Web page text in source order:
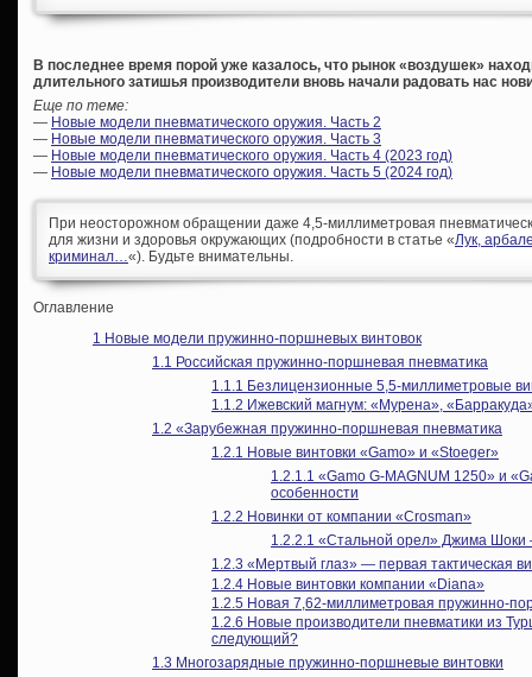
В последнее время порой уже казалось, что рынок «воздушек»
длительного затишья производители вновь начали радовать нас
Еще по теме:
— Новые модели пневматического оружия. Часть 2
— Новые модели пневматического оружия. Часть 3
— Новые модели пневматического оружия. Часть 4 (2023 год)
— Новые модели пневматического оружия. Часть 5 (2024 год)
При неосторожном обращении даже 4,5-миллиметровая
для жизни и здоровья окружающих (подробности в статье «Лук,
криминал… «). Будьте внимательны.
Оглавление
1 Новые модели пружинно-поршневых винтовок
1.1 Российская пружинно-поршневая пневматика
1.1.1 Безлицензионные 5,5-миллиметровые
1.1.2 Ижевский магнум: «Мурена»,
1.2 «Зарубежная пружинно-поршневая пневматика
1.2.1 Новые винтовки «Gamo» и «Stoeger»
1.2.1.1 «Gamo G-MAGNUM 1250» и
особенности
1.2.2 Новинки от компании «Crosman»
1.2.2.1 «Стальной орел» Джима Шоки
1.2.3 «Мертвый глаз» — первая тактическая
1.2.4 Новые винтовки компании «Diana»
1.2.5 Новая 7,62-миллиметровая пружинно-
1.2.6 Новые производители пневматики из
следующий?
1.3 Многозарядные пружинно-поршневые винтовки